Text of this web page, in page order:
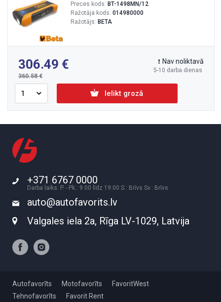
Preces kods: BT-1498MN/12
Ražotāja kods: 014980000
Ražotājs: BETA
306.49
360.58
5-10 darba dienas
Nav noliktavā
Ielikt grozā
+371 6767 0000
Darba laiks: P. - Pk.: 9:00 līdz 19:00 S.: Brīvs Sv.: Brīvs
auto@autofavorits.lv
Valgales iela 2a, Rīga LV-1029, Latvija
Autofavorīts Motofavorīts
FavoritWest
Tehnofavorīts
Favorit Rent